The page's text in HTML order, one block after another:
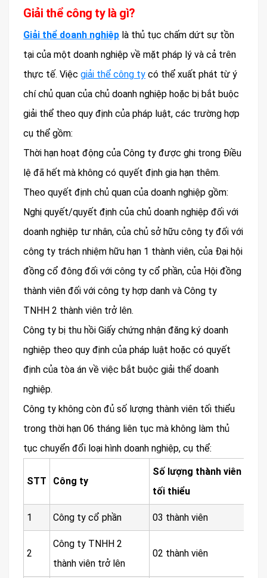
Giải thể công ty là gì?
Giải thể doanh nghiệp là thủ tục chấm dứt sự tồn
tại của một doanh nghiệp về mặt pháp lý và cả trên
thực tế. Việc giải thể công ty có thể xuất phát từ ý
chí chủ quan của chủ doanh nghiệp hoặc bị bắt buộc
giải thể theo quy định của pháp luật, các trường hợp
cụ thể gồm:
Thời hạn hoạt động của Công ty được ghi trong Điều
lệ đã hết mà không có quyết định gia hạn thêm.
Theo quyết định chủ quan của doanh nghiệp gồm:
Nghị quyết/quyết định của chủ doanh nghiệp đối với
doanh nghiệp tư nhân, của chủ sở hữu công ty đối với
công ty trách nhiệm hữu hạn 1 thành viên, của Đại hội
đồng cổ đông đối với công ty cổ phần, của Hội đồng
thành viên đối với công ty hợp danh và Công ty
TNHH 2 thành viên trở lên.
Công ty bị thu hồi Giấy chứng nhận đăng ký doanh
nghiệp theo quy định của pháp luật hoặc có quyết
định của tòa án về việc bắt buộc giải thể doanh
nghiệp.
Công ty không còn đủ số lượng thành viên tối thiểu
trong thời hạn 06 tháng liên tục mà không làm thủ
tục chuyển đổi loại hình doanh nghiệp, cụ thể:
STT Công ty
Số lượng thành viên
tối thiểu
1 Công ty cổ phần 03 thành viên
2
Công ty TNHH 2
thành viên trở lên
02 thành viên